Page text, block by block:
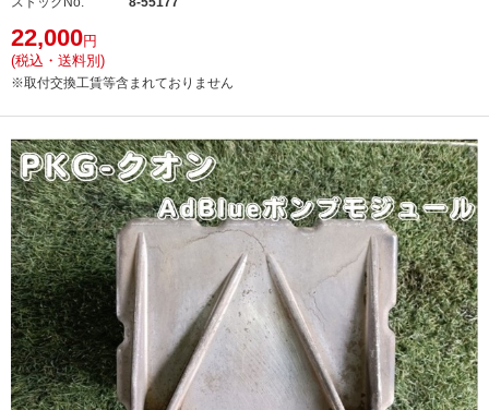
22,000円
(税込・送料別)
※取付交換工賃等含まれておりません